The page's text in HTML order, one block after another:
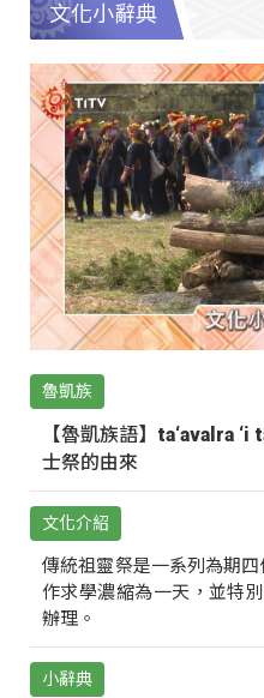
文化小辭典
魯凱族
【魯凱族語】ta‘avalra
士祭的由來
文化介紹
傳統祖靈祭是一系列為期
作求學濃縮為一天，並特
辦理。
小辭典